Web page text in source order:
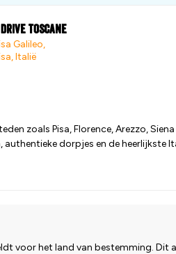
Toscane
Galileo,
Italië
zoals Pisa, Florence, Arezzo,
dorpjes en de heerlijkste
voor het land van bestemming.